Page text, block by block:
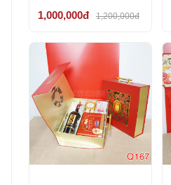
1,000,000đ 1,200,000đ